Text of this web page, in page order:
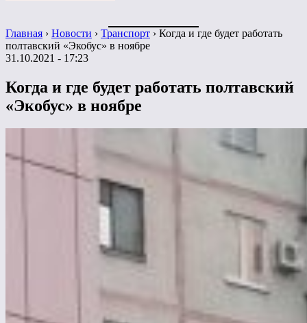
Главная › Новости › Транспорт › Когда и где будет работать
полтавский «Экобус» в ноябре
31.10.2021 - 17:23
Когда и где будет работать полтавский
«Экобус» в ноябре